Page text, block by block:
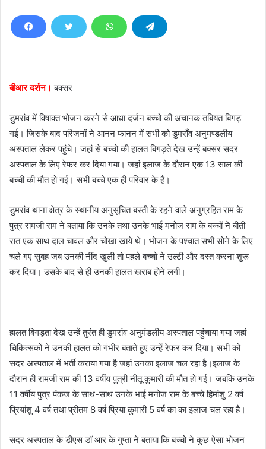
d
l
बीआर दर्शन। बक्सर
डुमरांव में विषाक्त भोजन करने से आधा दर्जन बच्चो की अचानक तबियत बिगड़
गई। जिसके बाद परिजनों ने आनन फानन में सभी को डुमराँव अनुमण्डलीय
अस्पताल लेकर पहुंचे। जहां से बच्चो की हालत बिगड़ते देख उन्हें बक्सर सदर
अस्पताल के लिए रेफर कर दिया गया। जहां इलाज के दौरान एक 13 साल की
बच्ची की मौत हो गई। सभी बच्चे एक ही परिवार के हैं।
डुमरांव थाना क्षेत्र के स्थानीय अनुसूचित बस्ती के रहने वाले अनुग्रहित राम के
पुत्र रामजी राम ने बताया कि उनके तथा उनके भाई मनोज राम के बच्चों ने बीती
रात एक साथ दाल चावल और चोखा खाये थे। भोजन के पश्चात सभी सोने के लिए
चले गए सुबह जब उनकी नींद खुली तो पहले बच्चो ने उल्टी और दस्त करना शुरू
कर दिया। उसके बाद से ही उनकी हालत खराब होने लगी।
हालत बिगड़ता देख उन्हें तुरंत ही डुमरांव अनुमंडलीय अस्पताल पहुंचाया गया जहां
चिकित्सकों ने उनकी हालत को गंभीर बताते हुए उन्हें रेफर कर दिया। सभी को
सदर अस्पताल में भर्ती कराया गया है जहां उनका इलाज चल रहा है।इलाज के
दौरान ही रामजी राम की 13 वर्षीय पुत्री नीतू कुमारी की मौत हो गई। जबकि उनके
11 वर्षीय पुत्र पंकज के साथ-साथ उनके भाई मनोज राम के बच्चे हिमांशु 2 वर्ष
प्रियांशु 4 वर्ष तथा प्रीतम 8 वर्ष प्रिया कुमारी 5 वर्ष का का इलाज चल रहा है।
सदर अस्पताल के डीएस डॉ आर के गुप्ता ने बताया कि बच्चो ने कुछ ऐसा भोजन